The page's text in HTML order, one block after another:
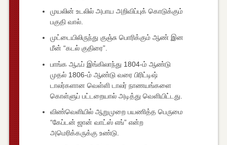
முயலின் உடலில் அபாய அறிவிப்புக் கொடுக்கும்
பகுதி வால்.
முட்டையிலிருந்து குஞ்சு பொரிக்கும் ஆண் இன
மீன் “கடல் குதிரை”.
பாங்க ஆஃப் இங்கிலாந்து 1804-ம் ஆண்டு
முதல் 1806-ம் ஆண்டு வரை பிரிட்டிஷ்
டாலர்களான வெள்ளி டாலர் நாணயங்களை
கொள்ளுப் பட்டறையால் அடித்து வெளியிட்டது.
விண்வெளியில் ஆறுமுறை பயணித்த பெருமை
“கேப்டன் ஜான் வாட்ஸ் எங்” என்ற
அமெரிக்கருக்கு உண்டு.